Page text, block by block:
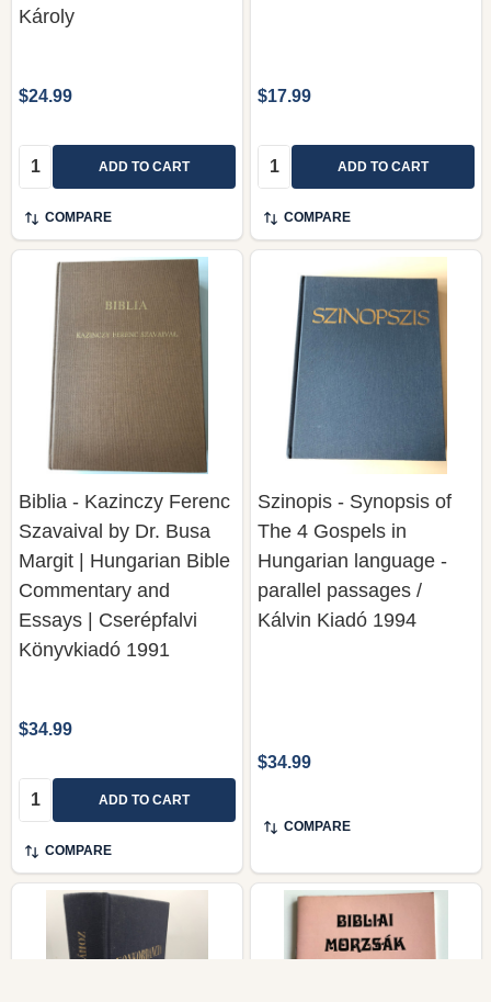
Károly
$24.99
Quantity: ADD TO CART
COMPARE
$17.99
Quantity: ADD TO CART
COMPARE
Biblia - Kazinczy Ferenc
Szavaival by Dr. Busa
Margit | Hungarian Bible
Commentary and
Essays | Cserépfalvi
Könyvkiadó 1991
$34.99
Quantity: ADD TO CART
COMPARE
Szinopis - Synopsis of
The 4 Gospels in
Hungarian language -
parallel passages /
Kálvin Kiadó 1994
$34.99
COMPARE